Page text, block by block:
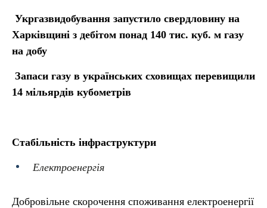
Укргазвидобування запустило свердловину на
Харківщині з дебітом понад 140 тис. куб. м газу
на добу
Запаси газу в українських сховищах перевищили
14 мільярдів кубометрів
Стабільність інфраструктури
Електроенергія
Добровільне скорочення споживання електроенергії